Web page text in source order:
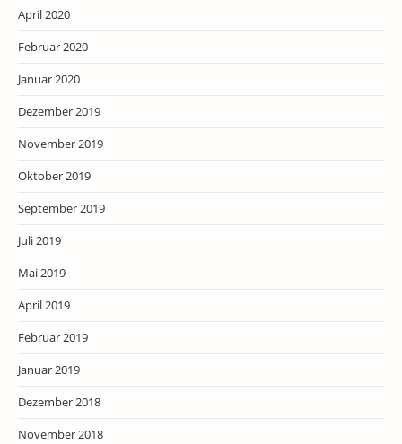
April 2020
Februar 2020
Januar 2020
Dezember 2019
November 2019
Oktober 2019
September 2019
Juli 2019
Mai 2019
April 2019
Februar 2019
Januar 2019
Dezember 2018
November 2018